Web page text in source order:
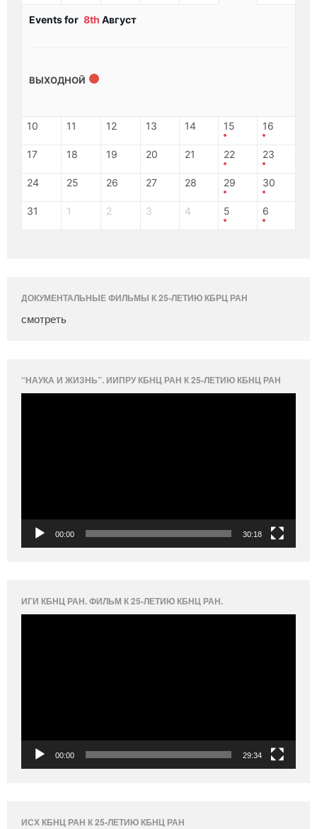
Events for 8th Август
ВЫХОДНОЙ
10 11 12 13 14 15 16
17 18 19 20 21 22 23
24 25 26 27 28 29 30
31 1 2 3 4 5 6
ДОКУМЕНТАЛЬНЫЕ ФИЛЬМЫ К 25-ЛЕТИЮ КБРЦ РАН
смотреть
“НАУКА И ЖИЗНЬ”. ИИПРУ КБНЦ РАН К 25-ЛЕТИЮ КБНЦ РАН
00:00 30:18
ИГИ КБНЦ РАН. ФИЛЬМ К 25-ЛЕТИЮ КБНЦ РАН.
00:00 29:34
ИСХ КБНЦ РАН К 25-ЛЕТИЮ КБНЦ РАН